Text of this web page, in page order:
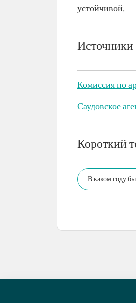
устойчивой.
Источники
Комиссия по
Саудовское
Короткий
В каком году